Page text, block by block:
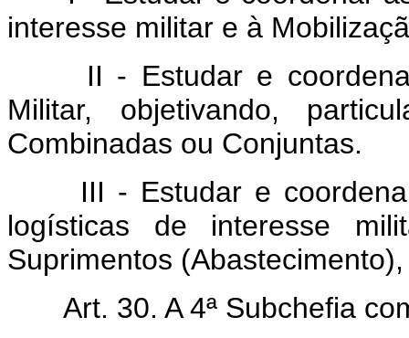
interesse militar e à
II - Estudar e
Militar, objetivando,
Combinadas ou Conjuntas.
III - Estudar e
logísticas de interesse
Suprimentos
Art. 30. A 4ª Subchefia